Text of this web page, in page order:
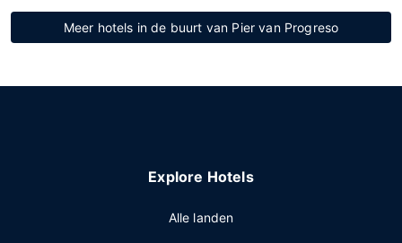
Meer hotels in de buurt van Pier van Progreso
Explore Hotels
Alle landen